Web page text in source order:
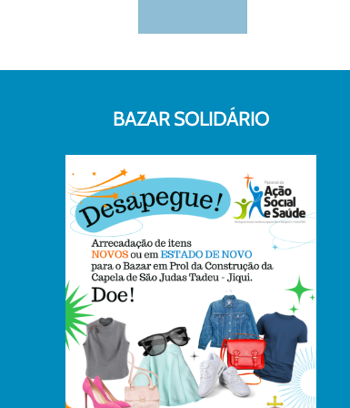
BAZAR SOLIDÁRIO